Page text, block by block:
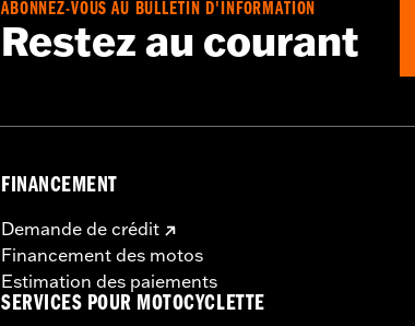
ABONNEZ-VOUS AU BULLETIN D'INFORMATION
Restez au courant
FINANCEMENT
Demande de crédit
Financement des motos
Estimation des paiements
SERVICES POUR MOTOCYCLETTE